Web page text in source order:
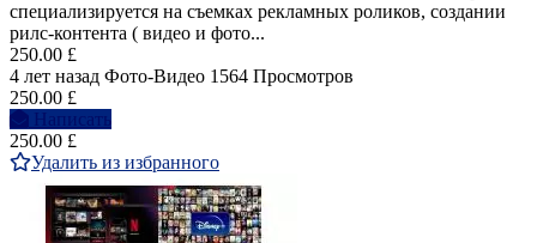
специализируется на съемках рекламных роликов, создании
рилс-контента ( видео и фото...
250.00 £
4 лет назад Фото-Видео 1564 Просмотров
250.00 £
Написать
250.00 £
Удалить из избранного